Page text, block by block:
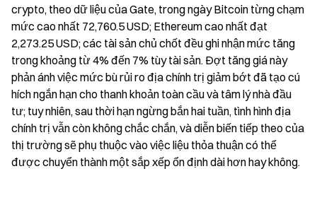
crypto, theo dữ liệu của Gate, trong ngày Bitcoin từng chạm
mức cao nhất 72,760.5 USD; Ethereum cao nhất đạt
2,273.25 USD; các tài sản chủ chốt đều ghi nhận mức tăng
trong khoảng từ 4% đến 7% tùy tài sản. Đợt tăng giá này
phản ánh việc mức bù rủi ro địa chính trị giảm bớt đã tạo cú
hích ngắn hạn cho thanh khoản toàn cầu và tâm lý nhà đầu
tư; tuy nhiên, sau thời hạn ngừng bắn hai tuần, tình hình địa
chính trị vẫn còn không chắc chắn, và diễn biến tiếp theo của
thị trường sẽ phụ thuộc vào việc liệu thỏa thuận có thể
được chuyển thành một sắp xếp ổn định dài hơn hay không.